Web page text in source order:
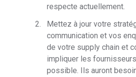
respecte actuellement.
Mettez à jour votre
communication et vos
de votre supply chain et
impliquer les
possible. Ils auront